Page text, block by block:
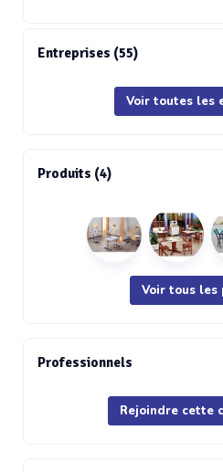
Entreprises (55)
Voir toutes les
Produits (4)
Voir tous les
Professionnels
Rejoindre cette